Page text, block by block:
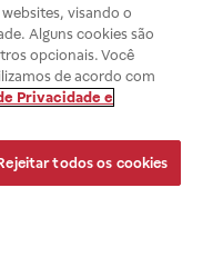
visando o
Alguns cookies são
opcionais. Você
de acordo com
Privacidade e
todos os cookies